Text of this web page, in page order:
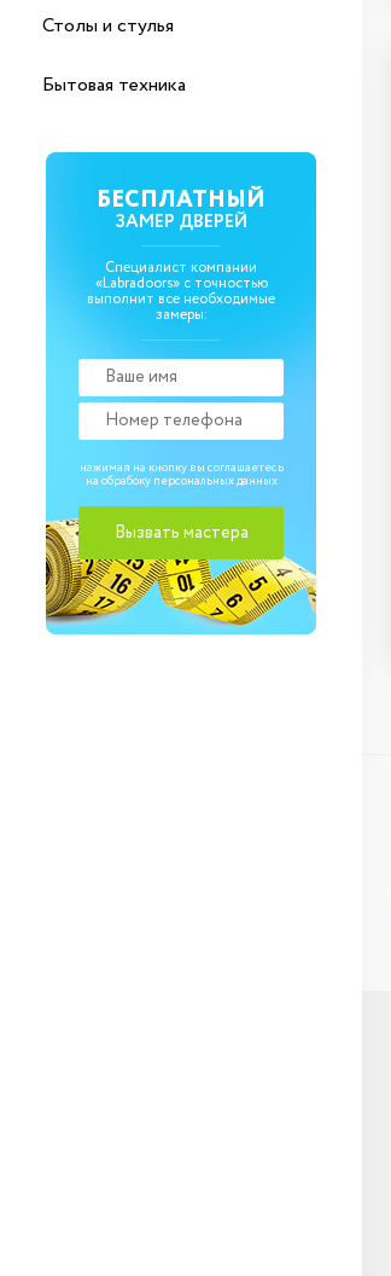
Столы и стулья
Бытовая техника
БЕСПЛАТНЫЙ
ЗАМЕР ДВЕРЕЙ
Специалист компании
«Labradoors» с точностью
выполнит все необходимые
замеры:
нажимая на кнопку вы соглашаетесь
на обрабоку персональных данных
6Г
Л-11 (ИталОрех)
3 420 ₽